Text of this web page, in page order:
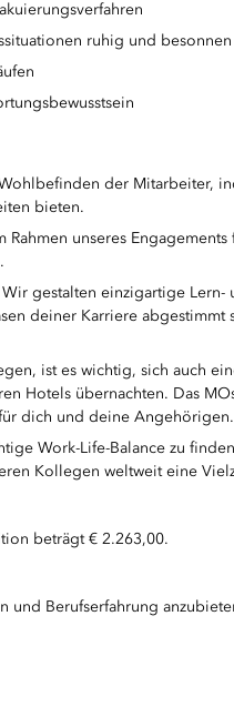
ruhig und
der Mitarbeiter,
bieten.
Rahmen unseres
gestalten einzigartige Lern-
deiner Karriere abgestimmt
ist es wichtig, sich auch
Hotels übernachten. Das
dich und deine Angehörigen.
Work-Life-Balance zu
Kollegen weltweit eine
beträgt € 2.263,00.
und Berufserfahrung